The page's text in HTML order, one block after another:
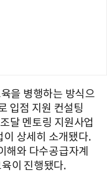
을 병행하는 방식으
입점 지원 컨설팅
달 멘토링 지원사업
상세히 소개됐다.
해와 다수공급자계
이 진행됐다.